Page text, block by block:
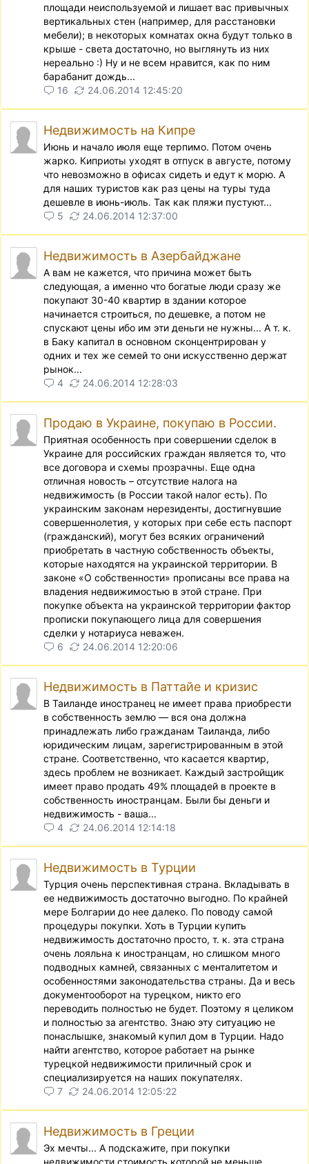
площади неиспользуемой и лишает вас привычных
вертикальных стен (например, для расстановки
мебели); в некоторых комнатах окна будут только в
крыше - света достаточно, но выглянуть из них
нереально :) Ну и не всем нравится, как по ним
барабанит дождь...
16
24.06.2014 12:45:20
Недвижимость на Кипре
Июнь и начало июля еще терпимо. Потом очень
жарко. Киприоты уходят в отпуск в августе, потому
что невозможно в офисах сидеть и едут к морю. А
для наших туристов как раз цены на туры туда
дешевле в июнь-июль. Так как пляжи пустуют...
5
24.06.2014 12:37:00
Недвижимость в Азербайджане
А вам не кажется, что причина может быть
следующая, а именно что богатые люди сразу же
покупают 30-40 квартир в здании которое
начинается строиться, по дешевке, а потом не
спускают цены ибо им эти деньги не нужны... А т. к.
в Баку капитал в основном сконцентрирован у
одних и тех же семей то они искусственно держат
рынок...
4
24.06.2014 12:28:03
Продаю в Украине, покупаю в России.
Приятная особенность при совершении сделок в
Украине для российских граждан является то, что
все договора и схемы прозрачны. Еще одна
отличная новость – отсутствие налога на
недвижимость (в России такой налог есть). По
украинским законам нерезиденты, достигнувшие
совершеннолетия, у которых при себе есть паспорт
(гражданский), могут без всяких ограничений
приобретать в частную собственность объекты,
которые находятся на украинской территории. В
законе «О собственности» прописаны все права на
владения недвижимостью в этой стране. При
покупке объекта на украинской территории фактор
прописки покупающего лица для совершения
сделки у нотариуса неважен.
6
24.06.2014 12:20:06
Недвижимость в Паттайе и кризис
В Таиланде иностранец не имеет права приобрести
в собственность землю — вся она должна
принадлежать либо гражданам Таиланда, либо
юридическим лицам, зарегистрированным в этой
стране. Соответственно, что касается квартир,
здесь проблем не возникает. Каждый застройщик
имеет право продать 49% площадей в проекте в
собственность иностранцам. Были бы деньги и
недвижимость - ваша...
4
24.06.2014 12:14:18
Недвижимость в Турции
Турция очень перспективная страна. Вкладывать в
ее недвижимость достаточно выгодно. По крайней
мере Болгарии до нее далеко. По поводу самой
процедуры покупки. Хоть в Турции купить
недвижимость достаточно просто, т. к. эта страна
очень лояльна к иностранцам, но слишком много
подводных камней, связанных с менталитетом и
особенностями законодательства страны. Да и весь
документооборот на турецком, никто его
переводить полностью не будет. Поэтому я целиком
и полностью за агентство. Знаю эту ситуацию не
понаслышке, знакомый купил дом в Турции. Надо
найти агентство, которое работает на рынке
турецкой недвижимости приличный срок и
специализируется на наших покупателях.
7
24.06.2014 12:05:22
Недвижимость в Греции
Эх мечты... А подскажите, при покупки
недвижимости стоимость которой не меньше